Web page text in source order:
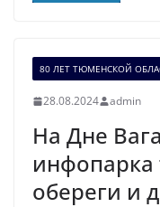
80 ЛЕТ ТЮМЕНСКОЙ
28.08.2024 admin
На Дне
обереги и